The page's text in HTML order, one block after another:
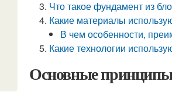
Что такое фундамент из
Какие материалы
В чем особенности,
Какие технологии
Основные принципы